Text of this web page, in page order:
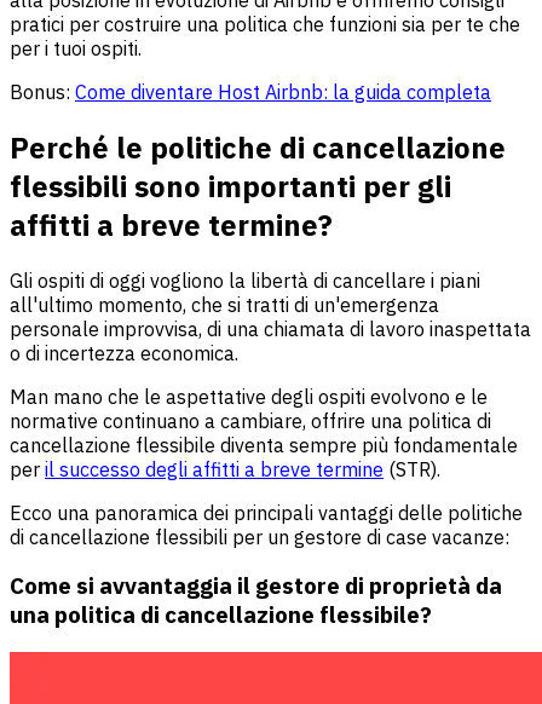
pratici per costruire una politica che funzioni sia per te che
per i tuoi ospiti.
Bonus: Come diventare Host Airbnb: la guida completa
Perché le politiche di cancellazione
flessibili sono importanti per gli
affitti a breve termine?
Gli ospiti di oggi vogliono la libertà di cancellare i piani
all'ultimo momento, che si tratti di un'emergenza
personale improvvisa, di una chiamata di lavoro inaspettata
o di incertezza economica.
Man mano che le aspettative degli ospiti evolvono e le
normative continuano a cambiare, offrire una politica di
cancellazione flessibile diventa sempre più fondamentale
per il successo degli affitti a breve termine (STR).
Ecco una panoramica dei principali vantaggi delle politiche
di cancellazione flessibili per un gestore di case vacanze:
Come si avvantaggia il gestore di proprietà da
una politica di cancellazione flessibile?